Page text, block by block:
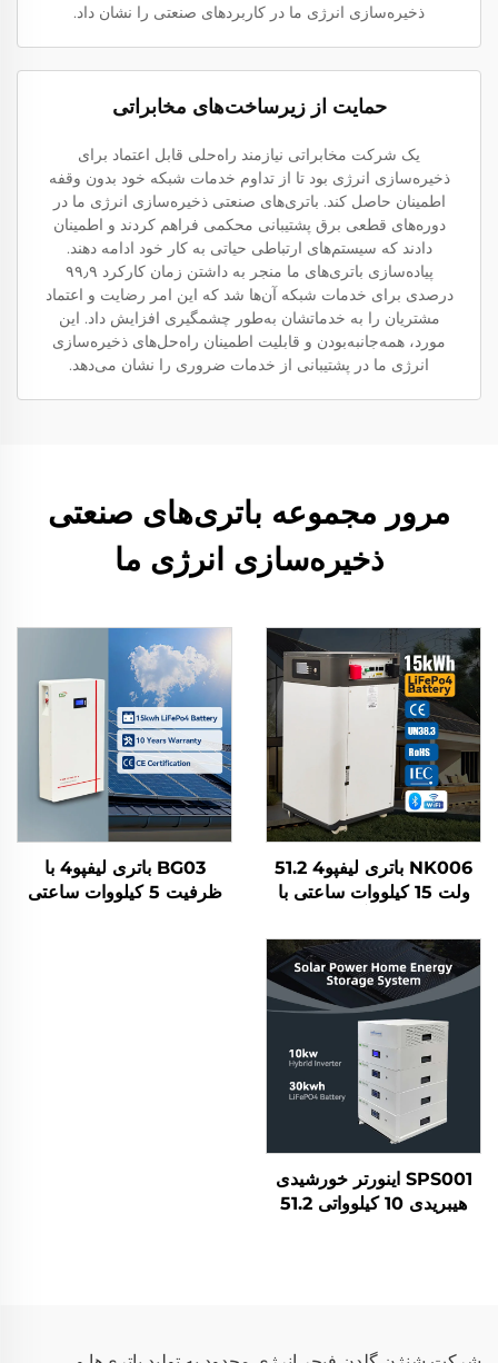
ذخیره‌سازی انرژی ما در کاربردهای صنعتی را نشان داد.
حمایت از زیرساخت‌های مخابراتی
یک شرکت مخابراتی نیازمند راه‌حلی قابل اعتماد برای
ذخیره‌سازی انرژی بود تا از تداوم خدمات شبکه خود بدون وقفه
اطمینان حاصل کند. باتری‌های صنعتی ذخیره‌سازی انرژی ما در
دوره‌های قطعی برق پشتیبانی محکمی فراهم کردند و اطمینان
دادند که سیستم‌های ارتباطی حیاتی به کار خود ادامه دهند.
پیاده‌سازی باتری‌های ما منجر به داشتن زمان کارکرد ۹۹٫۹
درصدی برای خدمات شبکه آن‌ها شد که این امر رضایت و اعتماد
مشتریان را به خدماتشان به‌طور چشمگیری افزایش داد. این
مورد، همه‌جانبه‌بودن و قابلیت اطمینان راه‌حل‌های ذخیره‌سازی
انرژی ما در پشتیبانی از خدمات ضروری را نشان می‌دهد.
مرور مجموعه باتری‌های صنعتی
ذخیره‌سازی انرژی ما
NK006 باتری لیفپو4 51.2
ولت 15 کیلووات ساعتی با
برای نصب روی پایه، سیستم
ذخیره انرژی خورشیدی
خانگی هوشمند با نمایشگر
لمسی اس‌بی‌ام‌اس
BG03 باتری لیفپو4 با
ظرفیت 5 کیلووات ساعتی
SPS001 اینورتر خورشیدی
هیبریدی 10 کیلوواتی 51.2